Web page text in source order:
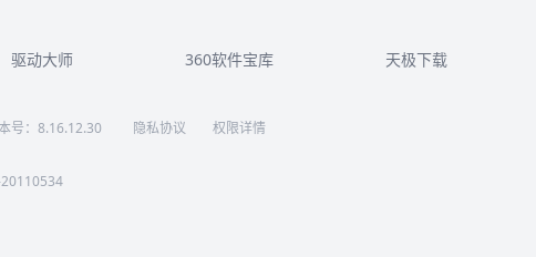
驱动大师 360软件宝库 天极下载
号： 8.16.12.30 隐私协议
权限详情